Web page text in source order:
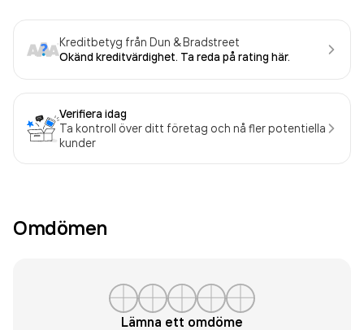
Kreditbetyg från Dun & Bradstreet
Okänd kreditvärdighet. Ta reda på rating här.
Verifiera idag
Ta kontroll över ditt företag och nå fler potentiella
kunder
Omdömen
Lämna ett omdöme